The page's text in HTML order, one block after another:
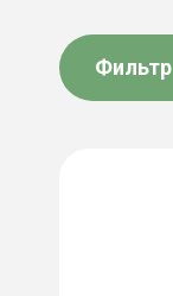
Фильтр